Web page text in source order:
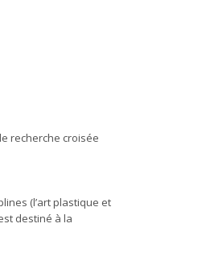
recherche croisée
(l’art plastique et
destiné à la